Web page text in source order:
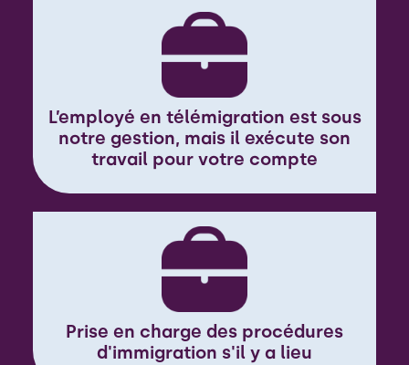
L’employé en télémigration est sous
notre gestion, mais il exécute son
travail pour votre compte
Prise en charge des procédures
d'immigration s'il y a lieu